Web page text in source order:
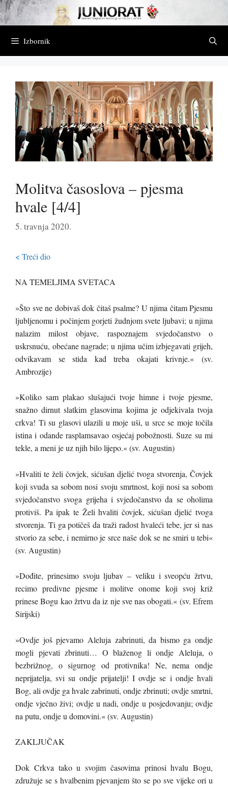
Preskoči
na
Izbornik
Molitva časoslova – pjesma
hvale [4/4]
5. travnja 2020.
< Treći dio
NA TEMELJIMA SVETACA
»Što sve ne dobivaš dok čitaš psalme? U njima čitam Pjesmu
ljubljenomu i počinjem gorjeti žudnjom svete ljubavi; u njima
nalazim milost objave, raspoznajem svjedočanstvo o
uskrsnuću, obećane nagrade; u njima učim izbjegavati grijeh,
odvikavam se stida kad treba okajati krivnje.« (sv.
Ambrozije)
»Koliko sam plakao slušajući tvoje himne i tvoje pjesme,
snažno dirnut slatkim glasovima kojima je odjekivala tvoja
crkva! Ti su glasovi ulazili u moje uši, u srce se moje točila
istina i odande rasplamsavao osjećaj pobožnosti. Suze su mi
tekle, a meni je uz njih bilo lijepo.« (sv. Augustin)
»Hvaliti te želi čovjek, sićušan djelić tvoga stvorenja, Čovjek
koji svuda sa sobom nosi svoju smrtnost, koji nosi sa sobom
svjedočanstvo svoga grijeha i svjedočanstvo da se oholima
protiviš. Pa ipak te Želi hvaliti čovjek, sićušan djelić tvoga
stvorenja. Ti ga potičeš da traži radost hvaleći tebe, jer si nas
stvorio za sebe, i nemirno je srce naše dok se ne smiri u tebi«
(sv. Augustin)
»Dođite, prinesimo svoju ljubav – veliku i sveopću žrtvu,
recimo predivne pjesme i molitve onome koji svoj križ
prinese Bogu kao žrtvu da iz nje sve nas obogati.« (sv. Efrem
Sirijski)
»Ovdje još pjevamo Aleluja zabrinuti, da bismo ga ondje
mogli pjevati zbrinuti… O blaženog li ondje Aleluja, o
bezbrižnog, o sigurnog od protivnika! Ne, nema ondje
neprijatelja, svi su ondje prijatelji! I ovdje se i ondje hvali
Bog, ali ovdje ga hvale zabrinuti, ondje zbrinuti; ovdje smrtni,
ondje vječno živi; ovdje u nadi, ondje u posjedovanju; ovdje
na putu, ondje u domovini.« (sv. Augustin)
ZAKLJUČAK
Dok Crkva tako u svojim časovima prinosi hvalu Bogu,
združuje se s hvalbenim pjevanjem što se po sve vijeke ori u